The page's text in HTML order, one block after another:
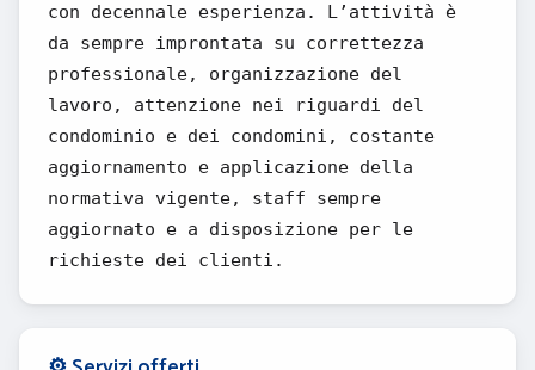
con decennale esperienza. L’attività è
da sempre improntata su correttezza
professionale, organizzazione del
lavoro, attenzione nei riguardi del
condominio e dei condomini, costante
aggiornamento e applicazione della
normativa vigente, staff sempre
aggiornato e a disposizione per le
richieste dei clienti.